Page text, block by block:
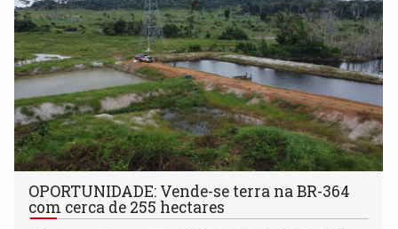
OPORTUNIDADE: Vende-se terra na BR-364
com cerca de 255 hectares